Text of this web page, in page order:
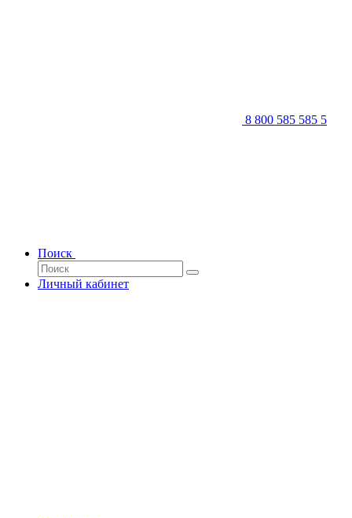
8 800 585 585 5
Поиск
Личный кабинет